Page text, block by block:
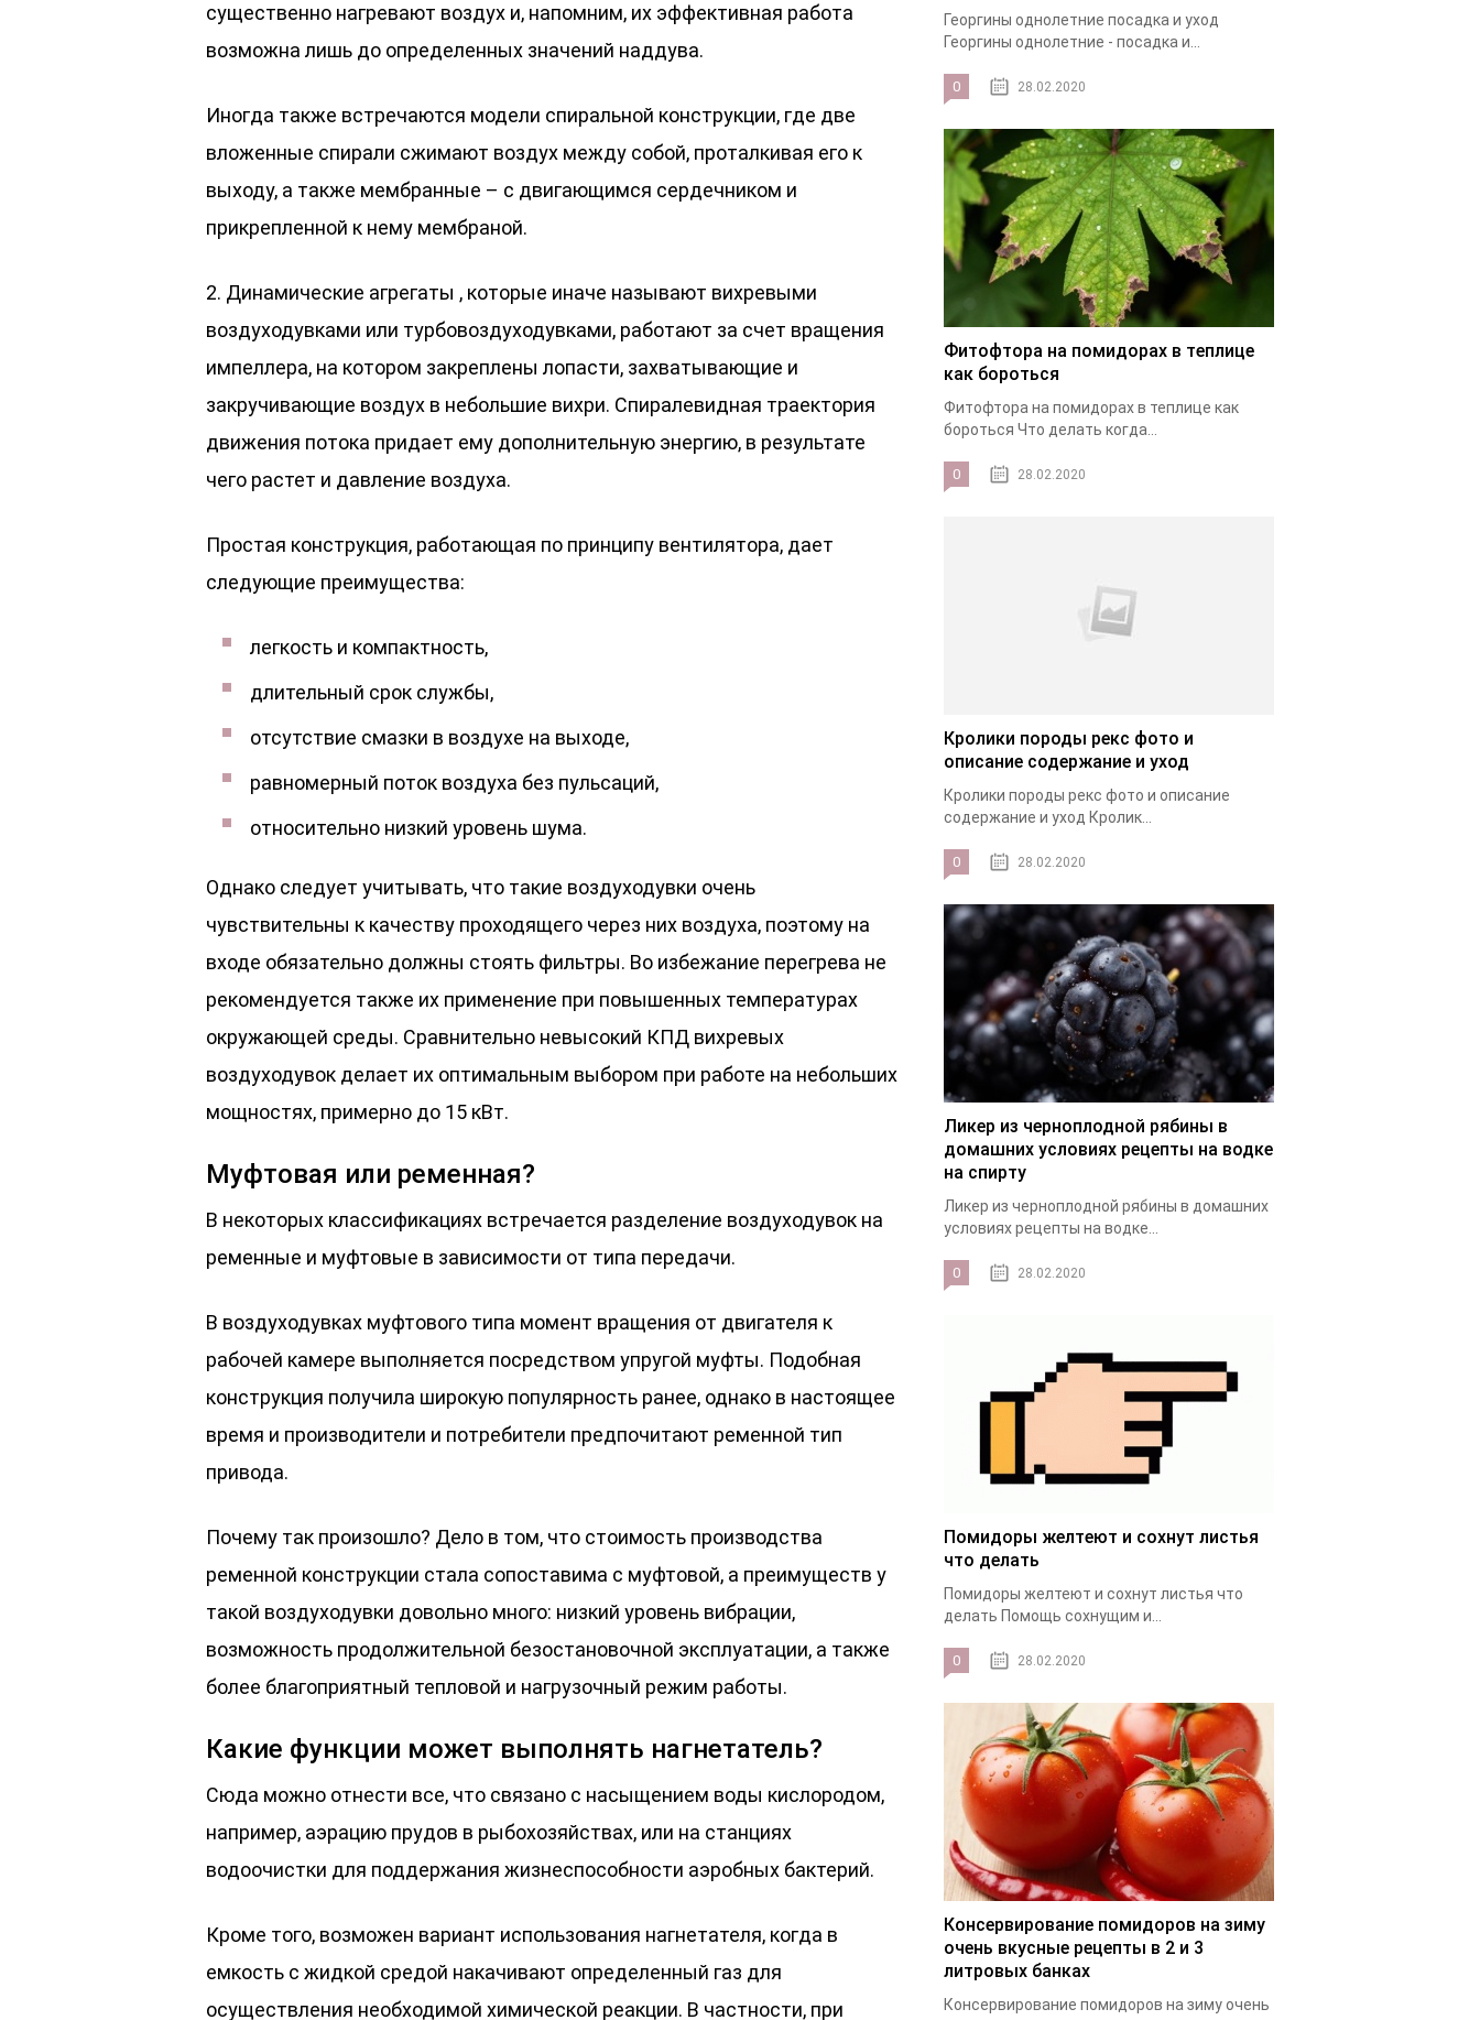
существенно нагревают воздух и, напомним, их эффективная работа
возможна лишь до определенных значений наддува.
Иногда также встречаются модели спиральной конструкции, где две
вложенные спирали сжимают воздух между собой, проталкивая его к
выходу, а также мембранные – с двигающимся сердечником и
прикрепленной к нему мембраной.
2. Динамические агрегаты , которые иначе называют вихревыми
воздуходувками или турбовоздуходувками, работают за счет вращения
импеллера, на котором закреплены лопасти, захватывающие и
закручивающие воздух в небольшие вихри. Спиралевидная траектория
движения потока придает ему дополнительную энергию, в результате
чего растет и давление воздуха.
Простая конструкция, работающая по принципу вентилятора, дает
следующие преимущества:
легкость и компактность,
длительный срок службы,
отсутствие смазки в воздухе на выходе,
равномерный поток воздуха без пульсаций,
относительно низкий уровень шума.
Однако следует учитывать, что такие воздуходувки очень
чувствительны к качеству проходящего через них воздуха, поэтому на
входе обязательно должны стоять фильтры. Во избежание перегрева не
рекомендуется также их применение при повышенных температурах
окружающей среды. Сравнительно невысокий КПД вихревых
воздуходувок делает их оптимальным выбором при работе на небольших
мощностях, примерно до 15 кВт.
Муфтовая или ременная?
В некоторых классификациях встречается разделение воздуходувок на
ременные и муфтовые в зависимости от типа передачи.
В воздуходувках муфтового типа момент вращения от двигателя к
рабочей камере выполняется посредством упругой муфты. Подобная
конструкция получила широкую популярность ранее, однако в настоящее
время и производители и потребители предпочитают ременной тип
привода.
Почему так произошло? Дело в том, что стоимость производства
ременной конструкции стала сопоставима с муфтовой, а преимуществ у
такой воздуходувки довольно много: низкий уровень вибрации,
возможность продолжительной безостановочной эксплуатации, а также
более благоприятный тепловой и нагрузочный режим работы.
Какие функции может выполнять нагнетатель?
Сюда можно отнести все, что связано с насыщением воды кислородом,
например, аэрацию прудов в рыбохозяйствах, или на станциях
водоочистки для поддержания жизнеспособности аэробных бактерий.
Кроме того, возможен вариант использования нагнетателя, когда в
емкость с жидкой средой накачивают определенный газ для
осуществления необходимой химической реакции. В частности, при
Георгины однолетние посадка и уход
Георгины однолетние - посадка и...
0 28.02.2020
Фитофтора на помидорах в теплице
как бороться
Фитофтора на помидорах в теплице как
бороться Что делать когда...
0 28.02.2020
Кролики породы рекс фото и
описание содержание и уход
Кролики породы рекс фото и описание
содержание и уход Кролик...
0 28.02.2020
Ликер из черноплодной рябины в
домашних условиях рецепты на водке
на спирту
Ликер из черноплодной рябины в домашних
условиях рецепты на водке...
0 28.02.2020
Помидоры желтеют и сохнут листья
что делать
Помидоры желтеют и сохнут листья что
делать Помощь сохнущим и...
0 28.02.2020
Консервирование помидоров на зиму
очень вкусные рецепты в 2 и 3
литровых банках
Консервирование помидоров на зиму очень